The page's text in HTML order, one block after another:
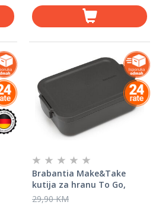
Brabantia Make&Take
kutija za hranu To Go,
medium tamnosiva/ 202520
29,90 KM